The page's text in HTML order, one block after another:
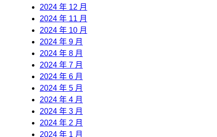
2024 年 12 月
2024 年 11 月
2024 年 10 月
2024 年 9 月
2024 年 8 月
2024 年 7 月
2024 年 6 月
2024 年 5 月
2024 年 4 月
2024 年 3 月
2024 年 2 月
2024 年 1 月